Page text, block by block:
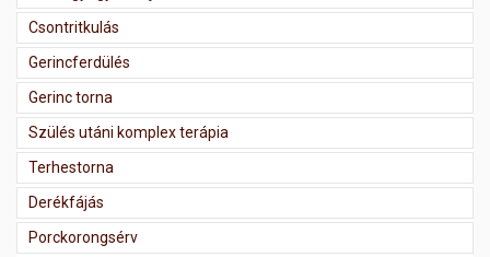
Csontritkulás
Gerincferdülés
Gerinc torna
Szülés utáni komplex terápia
Terhestorna
Derékfájás
Porckorongsérv